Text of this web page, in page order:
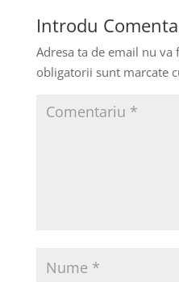
Introdu
Adresa ta de email nu va
obligatorii sunt marcate